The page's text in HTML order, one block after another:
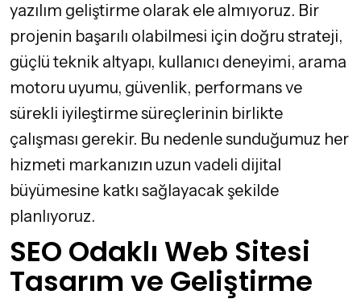
yazılım geliştirme olarak ele almıyoruz. Bir
projenin başarılı olabilmesi için doğru strateji,
güçlü teknik altyapı, kullanıcı deneyimi, arama
motoru uyumu, güvenlik, performans ve
sürekli iyileştirme süreçlerinin birlikte
çalışması gerekir. Bu nedenle sunduğumuz her
hizmeti markanızın uzun vadeli dijital
büyümesine katkı sağlayacak şekilde
planlıyoruz.
SEO Odaklı Web Sitesi
Tasarım ve Geliştirme